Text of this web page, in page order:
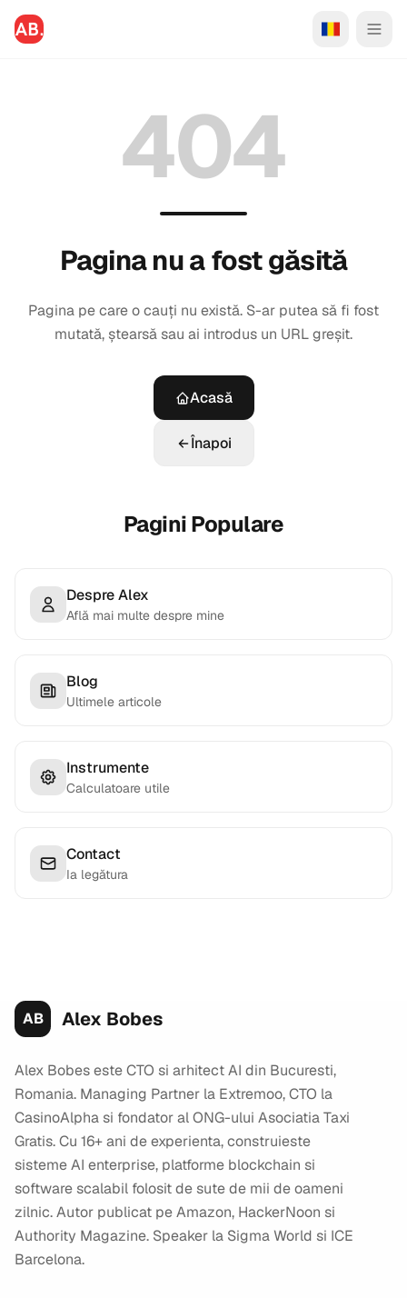
404
Pagina nu a fost găsită
Pagina pe care o cauți nu există. S-ar putea să fi fost
mutată, ștearsă sau ai introdus un URL greșit.
Acasă
Înapoi
Pagini Populare
Despre Alex
Află mai multe despre mine
Blog
Ultimele articole
Instrumente
Calculatoare utile
Contact
Ia legătura
AB Alex Bobes
Alex Bobes este CTO si arhitect AI din Bucuresti,
Romania. Managing Partner la Extremoo, CTO la
CasinoAlpha si fondator al ONG-ului Asociatia Taxi
Gratis. Cu 16+ ani de experienta, construieste
sisteme AI enterprise, platforme blockchain si
software scalabil folosit de sute de mii de oameni
zilnic. Autor publicat pe Amazon, HackerNoon si
Authority Magazine. Speaker la Sigma World si ICE
Barcelona.